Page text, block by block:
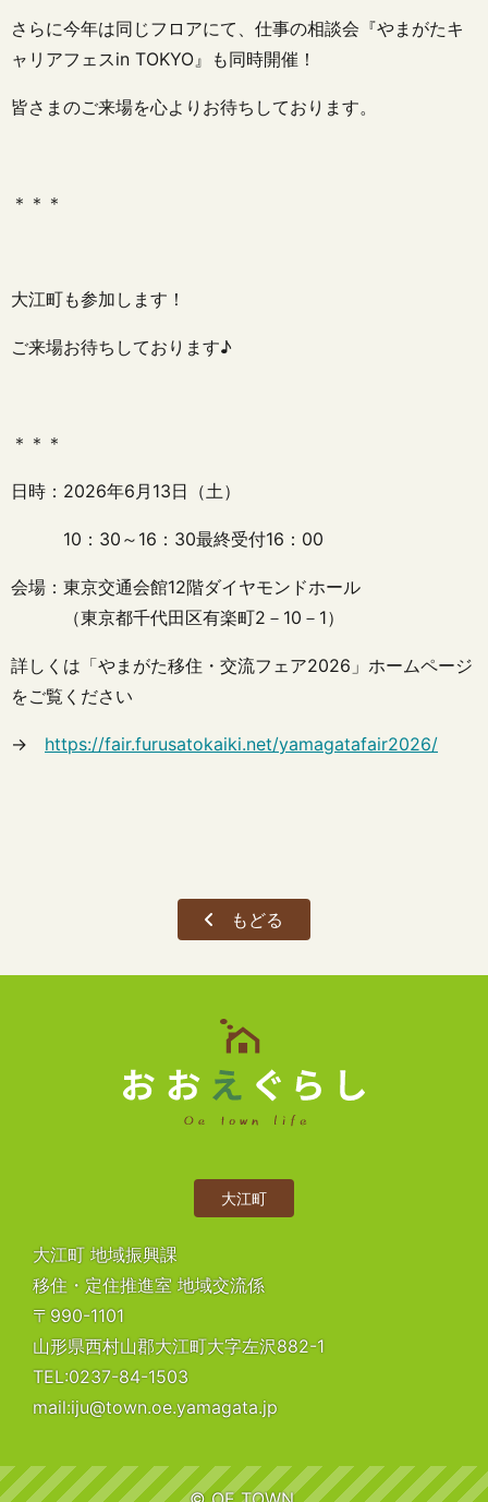
さらに今年は同じフロアにて、仕事の相談会『やまがたキ
ャリアフェスin TOKYO』も同時開催！
皆さまのご来場を心よりお待ちしております。
＊＊＊
大江町も参加します！
ご来場お待ちしております♪
＊＊＊
日時：2026年6月13日（土）
10：30～16：30最終受付16：00
会場：東京交通会館12階ダイヤモンドホール
（東京都千代田区有楽町2－10－1）
詳しくは「やまがた移住・交流フェア2026」ホームページ
をご覧ください
→ https://fair.furusatokaiki.net/yamagatafair2026/
もどる
大江町
大江町 地域振興課
移住・定住推進室 地域交流係
〒990-1101
山形県西村山郡大江町大字左沢882-1
TEL:0237-84-1503
mail:iju@town.oe.yamagata.jp